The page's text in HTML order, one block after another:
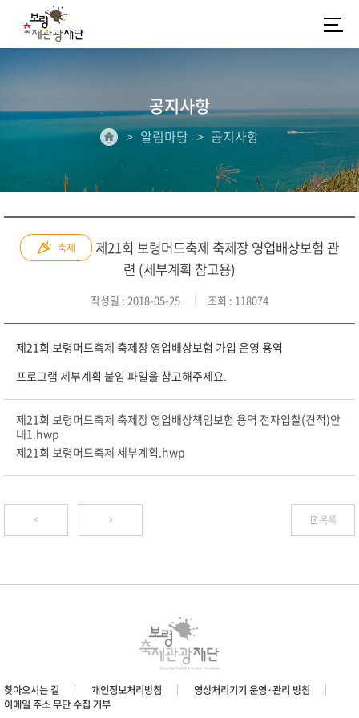
공지사항
알림마당 공지사항
축제
제21회 보령머드축제 축제장 영업배상보험 관
련 (세부계획 참고용)
작성일 : 2018-05-25 조회 : 118074
제21회 보령머드축제 축제장 영업배상보험 가입 운영 용역
프로그램 세부계획 붙임 파일을 참고해주세요.
제21회 보령머드축제 축제장 영업배상책임보험 용역 전자입찰(견적)안
내1.hwp
제21회 보령머드축제 세부계획.hwp
목록
찾아오시는 길 개인정보처리방침
영상처리기기 운영·관리 방침
이메일 주소 무단 수집 거부